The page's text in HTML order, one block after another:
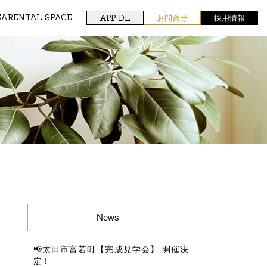
RENTAL SPACE APP DL お問合せ 採用情報
News
📢太田市富若町【完成見学会】 開催決
定！